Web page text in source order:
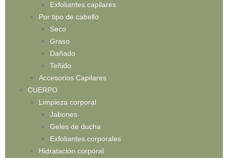
Exfoliantes capilares
Por tipo de cabello
Seco
Graso
Dañado
Teñido
Accesorios Capilares
CUERPO
Limpieza corporal
Jabones
Geles de ducha
Exfoliantes corporales
Hidratación corporal